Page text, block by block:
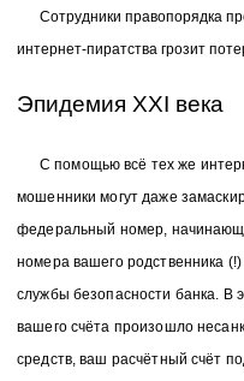
Сотрудники правопорядка
интернет-пиратства грозит
Эпидемия ХХI века
С помощью всё тех же
мошенники могут даже
федеральный номер,
номера вашего родственника
службы безопасности банка. В
вашего счёта произошло
средств, ваш расчётный счёт